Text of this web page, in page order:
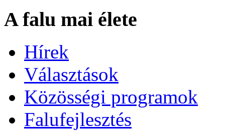
A falu mai élete
Hírek
Választások
Közösségi programok
Falufejlesztés